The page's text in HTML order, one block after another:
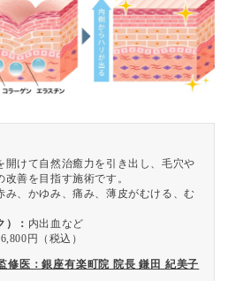
開けて自然治癒力を引き出し、毛穴や
善を目指す施術です。
み、かゆみ、痛み、薄皮がむける、む
）： 内出血など
円（税込）
修医：銀座有楽町院 院長 鎌田 紀美子